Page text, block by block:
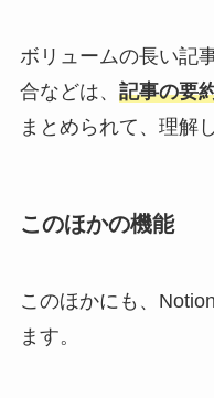
ボリュームの長い記
合などは、 記事の要
まとめられて、理解
このほかの機能
このほかにも、
ます。